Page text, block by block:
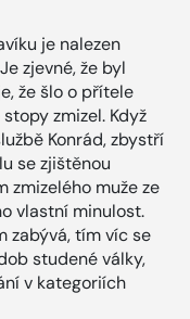
je nalezen
zjevné, že byl
že šlo o přítele
zmizel. Když
Konrád, zbystří
se zjištěnou
zmizelého muže ze
vlastní minulost.
zabývá, tím víc se
studené války,
v kategoriích